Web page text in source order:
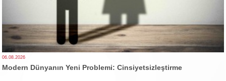
06.08.2026
Modern Dünyanın Yeni Problemi: Cinsiyetsizleştirme